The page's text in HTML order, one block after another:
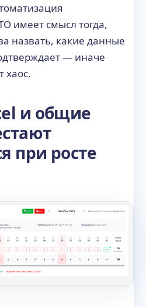
имеет смысл тогда,
назвать, какие данные
— иначе
хаос.
и общие
при росте